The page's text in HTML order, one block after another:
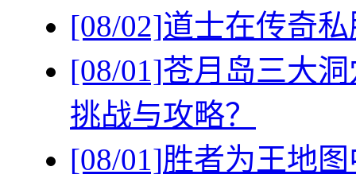
[08/02]道士在传奇
[08/01]苍月岛三大
挑战与攻略？
[08/01]胜者为王地